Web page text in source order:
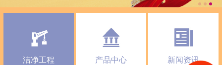
洁净工程 产品中心 新闻资讯